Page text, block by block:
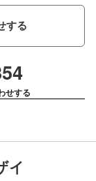
する
せする
イ